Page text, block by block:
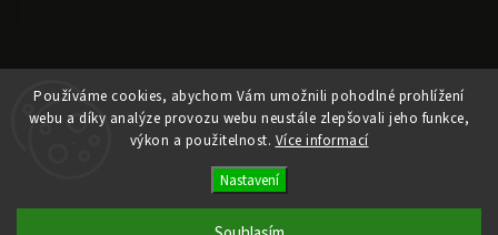
Používáme cookies, abychom Vám umožnili pohodlné prohlížení
webu a díky analýze provozu webu neustále zlepšovali jeho funkce,
výkon a použitelnost. Více informací
Nastavení
Sledovat na Instagramu
Ele Pele. Všechna práva vyhrazena.
Upravit nastavení cookies
Shoptet | DesignShoptak.cz